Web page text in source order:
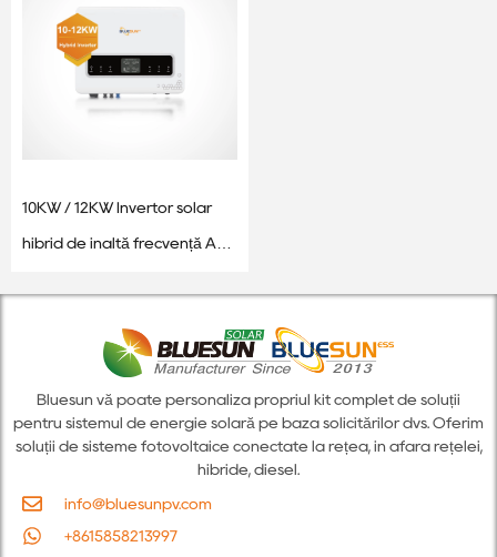
10KW / 12KW Invertor solar
hibrid de înaltă frecvență AC
Bluesun vă poate personaliza propriul kit complet de soluții
pentru sistemul de energie solară pe baza solicitărilor dvs. Oferim
soluții de sisteme fotovoltaice conectate la rețea, în afara rețelei,
hibride, diesel.
info@bluesunpv.com
+8615858213997